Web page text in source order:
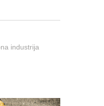
industrija